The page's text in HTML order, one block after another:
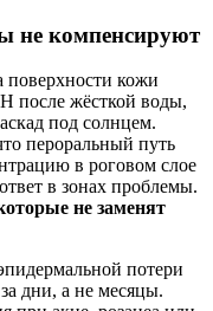
не компенсируют
поверхности кожи
после жёсткой воды,
под солнцем.
пероральный путь
в роговом слое
в зонах проблемы.
не заменят
потери
дни, а не месяцы.